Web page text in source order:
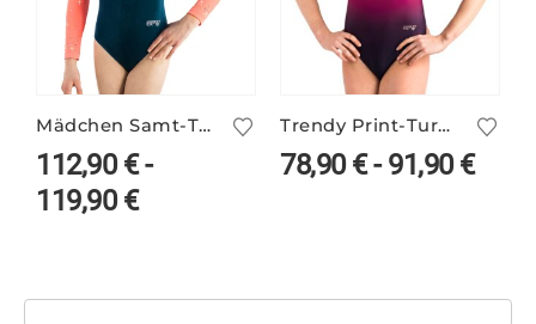
Mädchen Samt-Turnanzug langarm ARIANA/3
112,90€-
119,90€
Trendy Print-Turnanzug DYLA/2 – pink-schwarz
78,90€-91,90€